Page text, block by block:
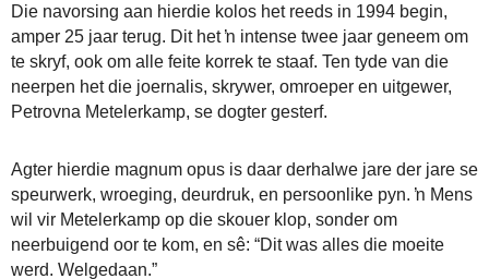
Die navorsing aan hierdie kolos het reeds in 1994 begin,
amper 25 jaar terug. Dit het ŉ intense twee jaar geneem om
te skryf, ook om alle feite korrek te staaf. Ten tyde van die
neerpen het die joernalis, skrywer, omroeper en uitgewer,
Petrovna Metelerkamp, se dogter gesterf.
Agter hierdie magnum opus is daar derhalwe jare der jare se
speurwerk, wroeging, deurdruk, en persoonlike pyn. ŉ Mens
wil vir Metelerkamp op die skouer klop, sonder om
neerbuigend oor te kom, en sê: “Dit was alles die moeite
werd. Welgedaan.”